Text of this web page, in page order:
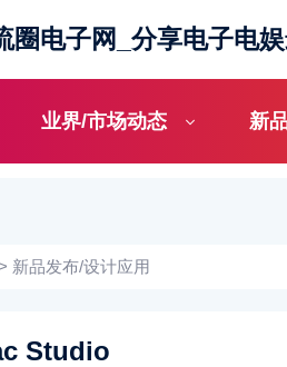
圈电子网_分享电子电
业界/市场动态 新
新品发布/设计应用
Studio